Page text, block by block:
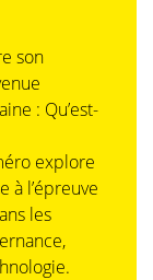
son
: Qu’est-
explore
à l’épreuve
les